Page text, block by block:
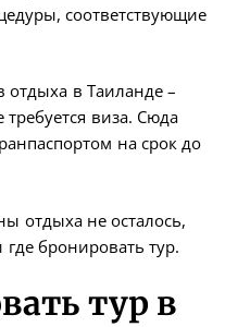
соответствующие
в Таиланде –
виза. Сюда
на срок до
отдыха не осталось,
где бронировать тур.
тур в